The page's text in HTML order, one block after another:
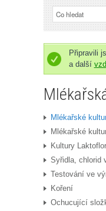
Připravili
a další
Mlékařské
Mlékařské
Kultury
Syřidla, chlorid
Testování ve
Koření
Ochucující